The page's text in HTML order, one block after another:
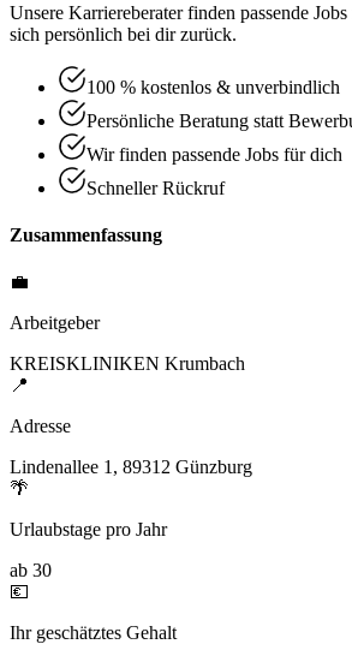
Unsere Karriereberater finden passende
sich persönlich bei dir zurück.
100 % kostenlos & unverbindlich
Persönliche Beratung statt
Wir finden passende Jobs für dich
Schneller Rückruf
Zusammenfassung
💼
Arbeitgeber
KREISKLINIKEN Krumbach
📍
Adresse
Lindenallee 1, 89312 Günzburg
🌴
Urlaubstage pro Jahr
ab 30
💶
Ihr geschätztes Gehalt